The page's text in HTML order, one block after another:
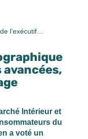
l’exécutif…
avancées,
Intérieur et
du
a voté un